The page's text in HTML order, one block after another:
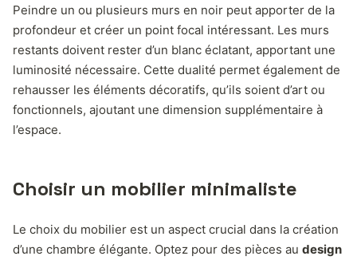
Peindre un ou plusieurs murs en noir peut apporter de la
profondeur et créer un point focal intéressant. Les murs
restants doivent rester d’un blanc éclatant, apportant une
luminosité nécessaire. Cette dualité permet également de
rehausser les éléments décoratifs, qu’ils soient d’art ou
fonctionnels, ajoutant une dimension supplémentaire à
l’espace.
Choisir un mobilier minimaliste
Le choix du mobilier est un aspect crucial dans la création
d’une chambre élégante. Optez pour des pièces au design